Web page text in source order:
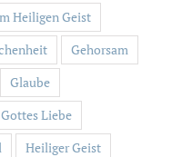
Heiligen Geist
Gehorsam
Glaube
Gottes Liebe
Heiliger Geist